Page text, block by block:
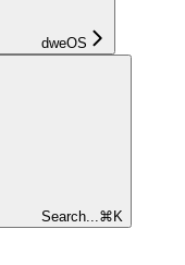
dweOS
Search...⌘ K